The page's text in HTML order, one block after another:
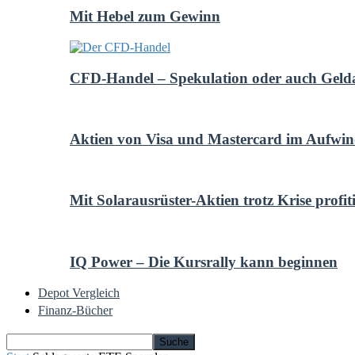
Mit Hebel zum Gewinn
CFD-Handel – Spekulation oder auch
Aktien von Visa und Mastercard im
Mit Solarausrüster-Aktien trotz Krise
IQ Power – Die Kursrally kann beginnen
Depot Vergleich
Finanz-Bücher